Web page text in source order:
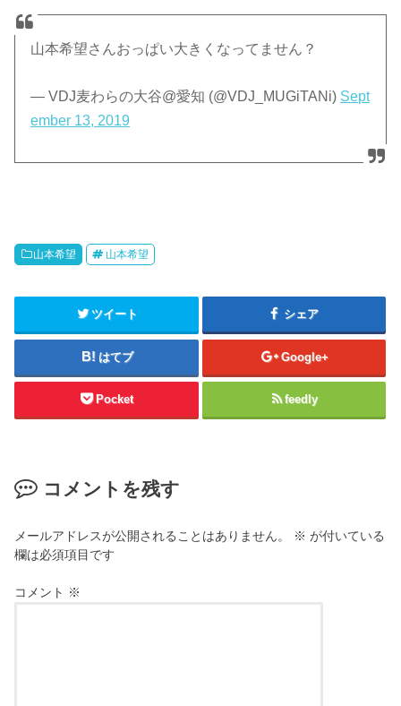
山本希望さんおっぱい大きくなってません？
— VDJ麦わらの大谷@愛知 (@VDJ_MUGiTANi) Sept
ember 13, 2019
山本希望 山本希望
ツイート シェア
はてブ Google+
Pocket feedly
コメントを残す
メールアドレスが公開されることはありません。 ※ が付いている
欄は必須項目です
コメント ※